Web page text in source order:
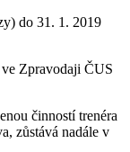
do 31. 1. 2019
Zpravodaji ČUS
činností trenéra
zůstává nadále v